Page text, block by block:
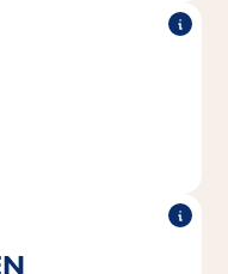
versterken
dragen aan een